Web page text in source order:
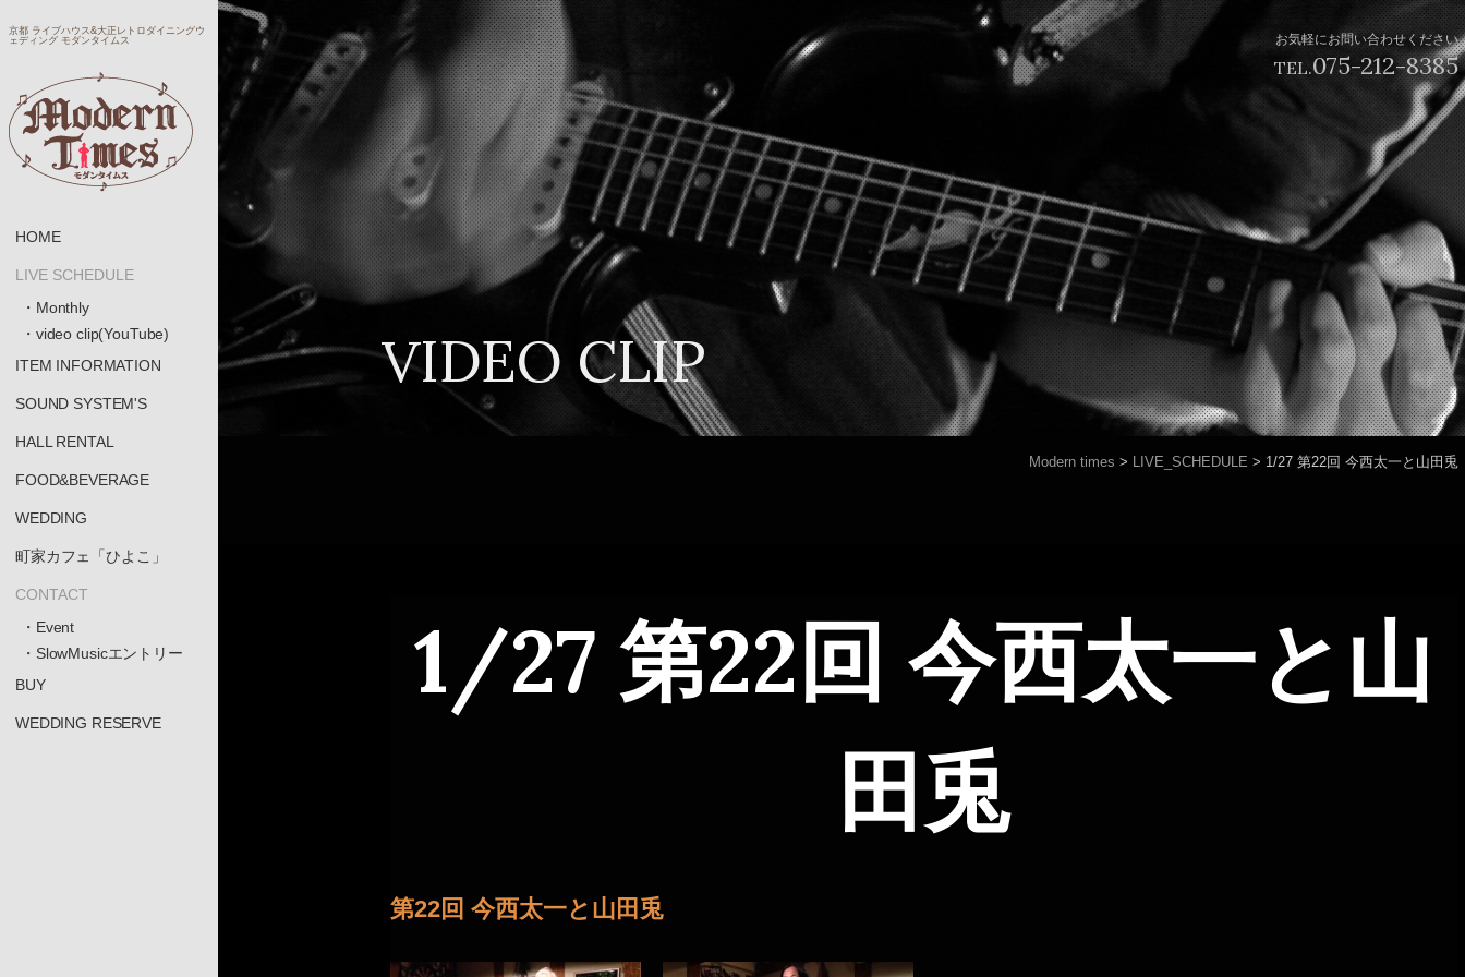
お気軽にお問い合わせください
TEL.075-212-8385
VIDEO CLIP
Modern times > LIVE_SCHEDULE > 1/27 第22回 今西太一と山田兎
京都 ライブハウス&大正レトロダイニングウ
ェディング モダンタイムス
HOME
LIVE SCHEDULE
・Monthly
・video clip(YouTube)
ITEM INFORMATION
SOUND SYSTEM'S
HALL RENTAL
FOOD&BEVERAGE
WEDDING
町家カフェ「ひよこ」
CONTACT
・Event
・SlowMusicエントリー
BUY
WEDDING RESERVE
1/27 第22回 今西太一と山
田兎
第22回 今西太一と山田兎